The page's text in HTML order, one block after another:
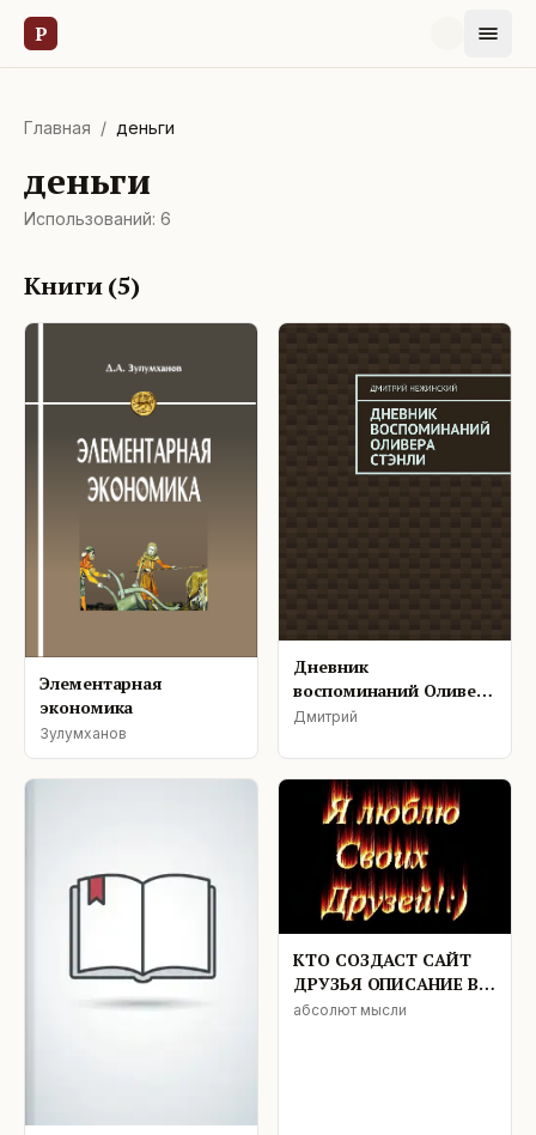
Р
Главная / деньги
деньги
Использований: 6
Книги (5)
Элементарная
экономика
Зулумханов
Дневник
воспоминаний Оливера
Стэнли
Дмитрий
КТО СОЗДАСТ САЙТ
ДРУЗЬЯ ОПИСАНИЕ В
ФАЙЛЕ
абсолют мысли